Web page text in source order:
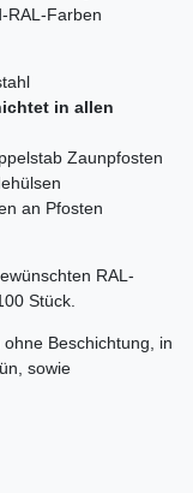
RAL-Farben
in allen
Zaunpfosten
an Pfosten
RAL-
Stück.
Beschichtung, in
sowie